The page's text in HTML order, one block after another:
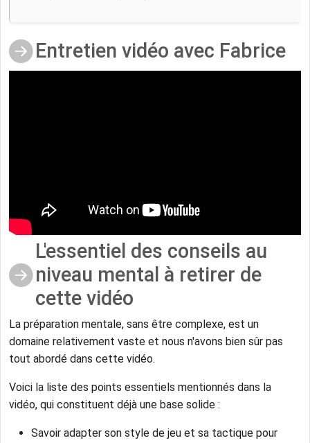
Entretien vidéo avec Fabrice
L'essentiel des conseils au
niveau mental à retirer de
cette vidéo
La préparation mentale, sans être complexe, est un
domaine relativement vaste et nous n'avons bien sûr pas
tout abordé dans cette vidéo.
Voici la liste des points essentiels mentionnés dans la
vidéo, qui constituent déjà une base solide :
Savoir adapter son style de jeu et sa tactique pour